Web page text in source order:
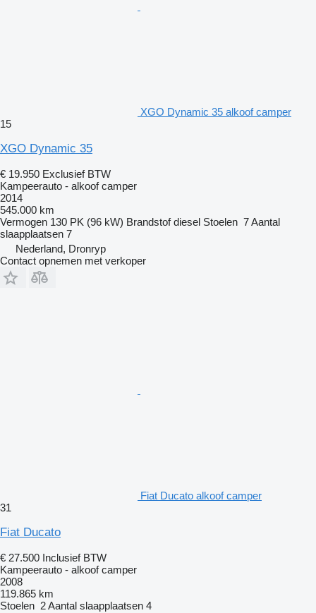
XGO Dynamic 35 alkoof camper
15
XGO Dynamic 35
€ 19.950 Exclusief BTW
Kampeerauto - alkoof camper
2014
545.000 km
Vermogen 130 PK (96 kW) Brandstof diesel Stoelen 7Aantal
slaapplaatsen 7
Nederland, Dronryp
Contact opnemen met verkoper
Fiat Ducato alkoof camper
31
Fiat Ducato
€ 27.500 Inclusief BTW
Kampeerauto - alkoof camper
2008
119.865 km
Stoelen 2Aantal slaapplaatsen 4